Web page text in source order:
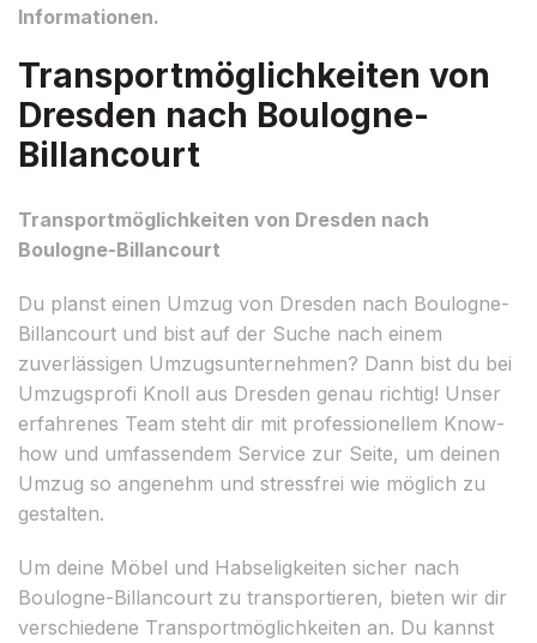
Informationen.
Transportmöglichkeiten von
Dresden nach Boulogne-
Billancourt
Transportmöglichkeiten von Dresden nach
Boulogne-Billancourt
Du planst einen Umzug von Dresden nach Boulogne-
Billancourt und bist auf der Suche nach einem
zuverlässigen Umzugsunternehmen? Dann bist du bei
Umzugsprofi Knoll aus Dresden genau richtig! Unser
erfahrenes Team steht dir mit professionellem Know-
how und umfassendem Service zur Seite, um deinen
Umzug so angenehm und stressfrei wie möglich zu
gestalten.
Um deine Möbel und Habseligkeiten sicher nach
Boulogne-Billancourt zu transportieren, bieten wir dir
verschiedene Transportmöglichkeiten an. Du kannst